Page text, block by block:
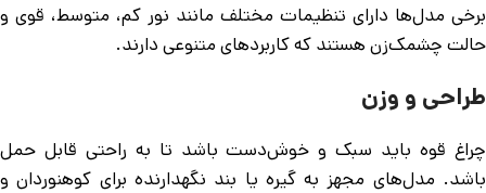
برخی مدل‌ها دارای تنظیمات مختلف مانند نور کم، متوسط، قوی و
حالت چشمک‌زن هستند که کاربردهای متنوعی دارند.
طراحی و وزن
چراغ قوه باید سبک و خوش‌دست باشد تا به راحتی قابل حمل
باشد. مدل‌های مجهز به گیره یا بند نگهدارنده برای کوهنوردان و